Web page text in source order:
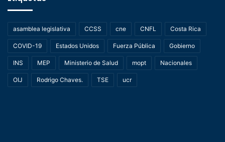
asamblea legislativa CCSS cne CNFL Costa Rica
COVID-19 Estados Unidos Fuerza Pública Gobierno
INS MEP Ministerio de Salud mopt Nacionales
OIJ Rodrigo Chaves. TSE ucr